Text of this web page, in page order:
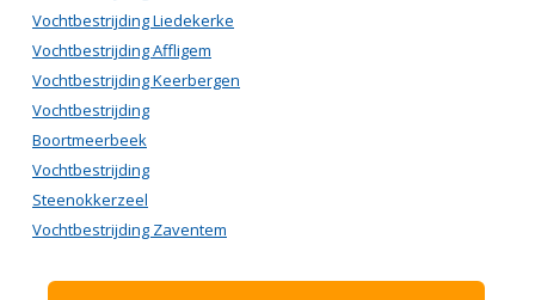
Vochtbestrijding Liedekerke
Vochtbestrijding Affligem
Vochtbestrijding Keerbergen
Vochtbestrijding
Boortmeerbeek
Vochtbestrijding
Steenokkerzeel
Vochtbestrijding Zaventem